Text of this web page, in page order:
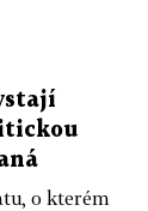
o kterém